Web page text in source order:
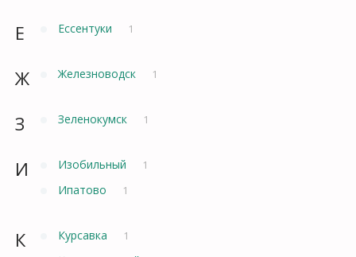
Е Ессентуки 1
Ж Железноводск 1
З Зеленокумск 1
И Изобильный 1
Ипатово 1
К Курсавка 1